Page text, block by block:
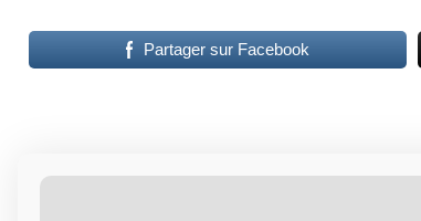
Partager sur Facebook